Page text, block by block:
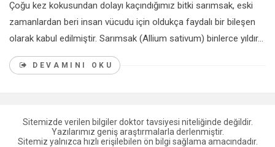
Çoğu kez kokusundan dolayı kaçındığımız bitki sarımsak, eski
zamanlardan beri insan vücudu için oldukça faydalı bir bileşen
olarak kabul edilmiştir. Sarımsak (Allium sativum) binlerce yıldır...
DEVAMINI OKU
Sitemizde verilen bilgiler doktor tavsiyesi niteliğinde değildir.
Yazılarımız geniş araştırmalarla derlenmiştir.
Sitemiz yalnızca hızlı erişilebilen ön bilgi sağlama amacındadır.